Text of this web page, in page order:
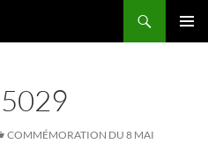
COMMÉMORATION DU 8 MAI